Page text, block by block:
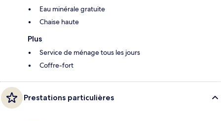
Eau minérale gratuite
Chaise haute
Plus
Service de ménage tous les jours
Coffre-fort
Prestations particulières